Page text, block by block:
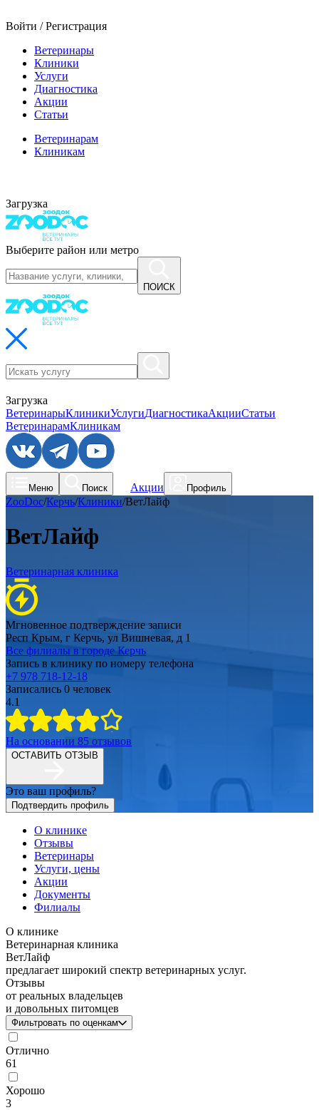
Войти / Регистрация
Ветеринары
Клиники
Услуги
Диагностика
Акции
Статьи
Ветеринарам
Клиникам
Загрузка
Выберите район или метро
ПОИСК
Загрузка
ВетеринарыКлиникиУслугиДиагностикаАкцииСтатьи
ВетеринарамКлиникам
Меню Поиск Акции Профиль
ZooDoc/Керчь/Клиники/ВетЛайф
ВетЛайф
Ветеринарная клиника
Мгновенное подтверждение записи
Респ Крым, г Керчь, ул Вишневая, д 1
Все филиалы в городе Керчь
Запись в клинику по номеру телефона
+7 978 718-12-18
Записались 0 человек
4.1
На основании 85 отзывов
ОСТАВИТЬ ОТЗЫВ
Это ваш профиль?
Подтвердить профиль
О клинике
Отзывы
Ветеринары
Услуги, цены
Акции
Документы
Филиалы
О клинике
Ветеринарная клиника
ВетЛайф
предлагает широкий спектр ветеринарных услуг.
Отзывы
от реальных владельцев
и довольных питомцев
Фильтровать по оценкам
Отлично
61
Хорошо
3